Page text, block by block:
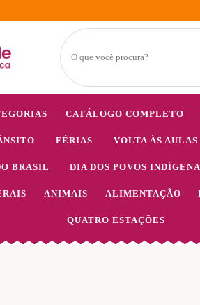
CATÁLOGO COMPLETO
FÉRIAS VOLTA ÀS AULAS
BRASIL DIA DOS POVOS
ANIMAIS ALIMENTAÇÃO
QUATRO ESTAÇÕES